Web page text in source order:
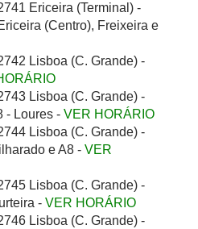
Ericeira (Terminal) -
(Centro), Freixeira e
Lisboa (C. Grande) -
Lisboa (C. Grande) -
- Loures - VER HORÁRIO
Lisboa (C. Grande) -
e A8 - VER
Lisboa (C. Grande) -
- VER HORÁRIO
Lisboa (C. Grande) -